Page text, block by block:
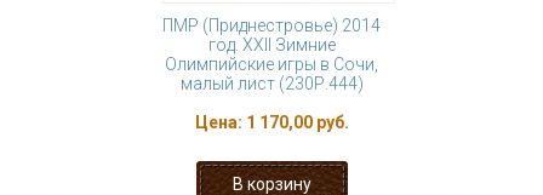
ПМР (Приднестровье) 2014
год. XXII Зимние
Олимпийские игры в Сочи,
малый лист (230Р.444)
Цена: 1 170,00 руб.